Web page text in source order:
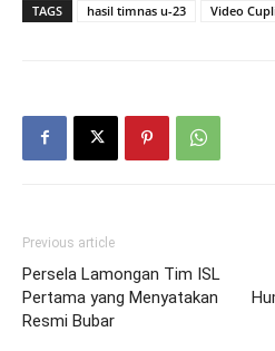
TAGS hasil timnas u-23 Video
Previous article
Persela Lamongan Tim ISL
Pertama yang Menyatakan
Resmi Bubar